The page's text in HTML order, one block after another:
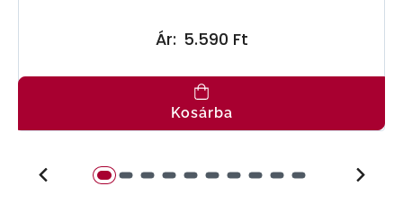
Ár: 5.590 Ft
Kosárba